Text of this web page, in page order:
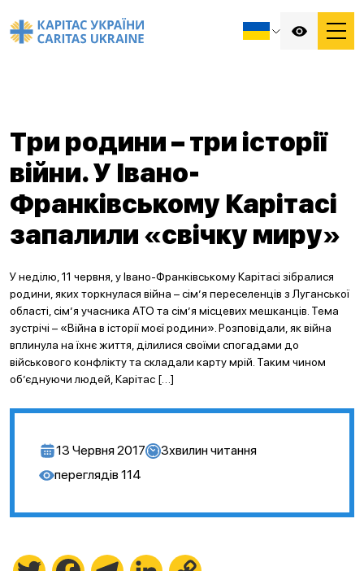
Три родини – три історії
війни. У Івано-
Франківському Карітасі
запалили «свічку миру»
У неділю, 11 червня, у Івано-Франківському Карітасі зібралися
родини, яких торкнулася війна – сім’я переселенців з Луганської
області, сім’я учасника АТО та сім’я місцевих мешканців. Тема
зустрічі – «Війна в історії моєї родини». Розповідали, як війна
вплинула на їхнє життя, ділилися своїми спогадами до
військового конфлікту та складали карту мрій. Таким чином
об’єднуючи людей, Карітас […]
13 Червня 2017 3хвилин читання
переглядів 114